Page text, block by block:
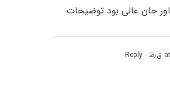
جان عالی بود توضیحات
- Reply